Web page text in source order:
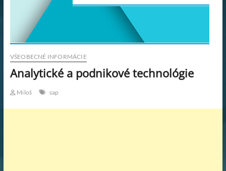
VŠEOBECNÉ INFORMÁCIE
Analytické a podnikové technológie
Miloš sap